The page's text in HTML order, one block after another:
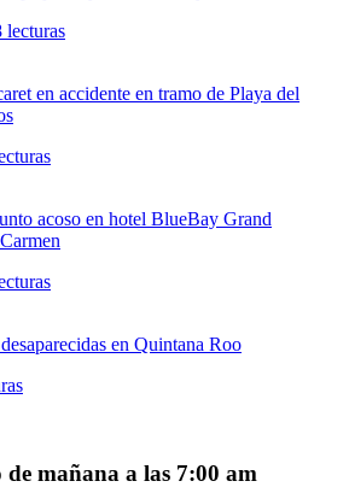
lecturas
en accidente en tramo de Playa del
acoso en hotel BlueBay Grand
en Quintana Roo
de mañana a las 7:00 am